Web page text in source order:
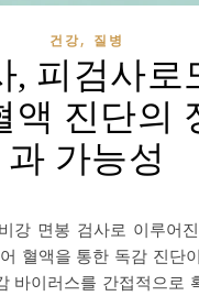
건강, 질병
, 피검사로
액 진단의
과 가능성
강 면봉 검사로 이루어
혈액을 통한 독감 진단
바이러스를 간접적으로